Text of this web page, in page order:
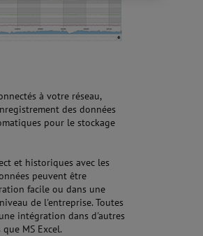
à votre réseau,
des données
pour le stockage
et historiques avec les
peuvent être
facile ou dans une
de l'entreprise. Toutes
intégration dans d'autres
MS Excel.